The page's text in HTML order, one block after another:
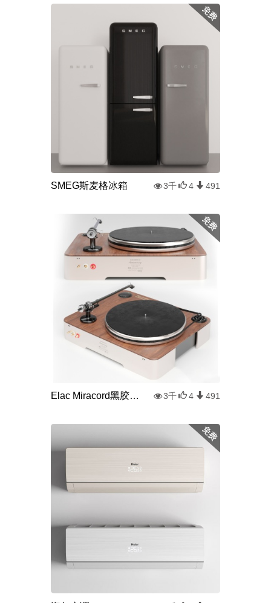
SMEG斯麦格冰箱 3千 4 491
Elac Miracord黑胶唱片机 3千 4 491